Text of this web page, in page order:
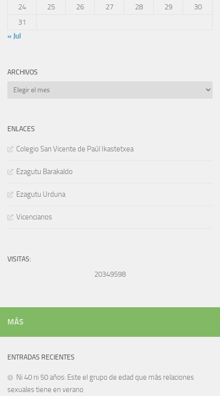
24
25 26 27 28 29
30
31
« Jul
ARCHIVOS
Archivos
ENLACES
Colegio San Vicente de Paúl Ikastetxea
Ezagutu Barakaldo
Ezagutu Urduna
Vicencianos
VISITAS:
20349598
MÁS
ENTRADAS RECIENTES
Ni 40 ni 50 años: Este el grupo de edad que más relaciones
sexuales tiene en verano